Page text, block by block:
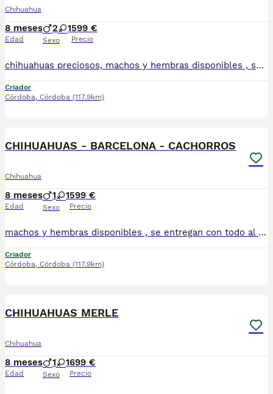
Chihuahua
8 meses
Edad
2 1
Sexo
599 €
Precio
chihuahuas preciosos, machos y hembras disponibles , se entregan con todo al dia respecto a documentación y condiciones sanitarias , tanto así que hacemos entregas totalmente personalizadas y sin un euro por adelantado , obtenerse personas no aptas para tener perros , solo personas responsables. hacemos entregas a toda ESPAÑA . mas info 670864332
Criador
Córdoba, Córdoba (117.9km)
CHIHUAHUAS - BARCELONA - CACHORROS
Chihuahua
8 meses
Edad
1 1
Sexo
599 €
Precio
machos y hembras disponibles , se entregan con todo al dia respecto a documentación y condiciones sanitarias , tanto así que hacemos entregas totalmente personalizadas y sin un euro por adelantado , obtenerse personas no aptas para tener perros , solo personas responsables. hacemos entregas a toda ESPAÑA . mas info 670864332 .. GRACIAS DE ANTE MANO
Criador
Córdoba, Córdoba (117.9km)
CHIHUAHUAS MERLE
Chihuahua
8 meses
Edad
1 1
Sexo
699 €
Precio